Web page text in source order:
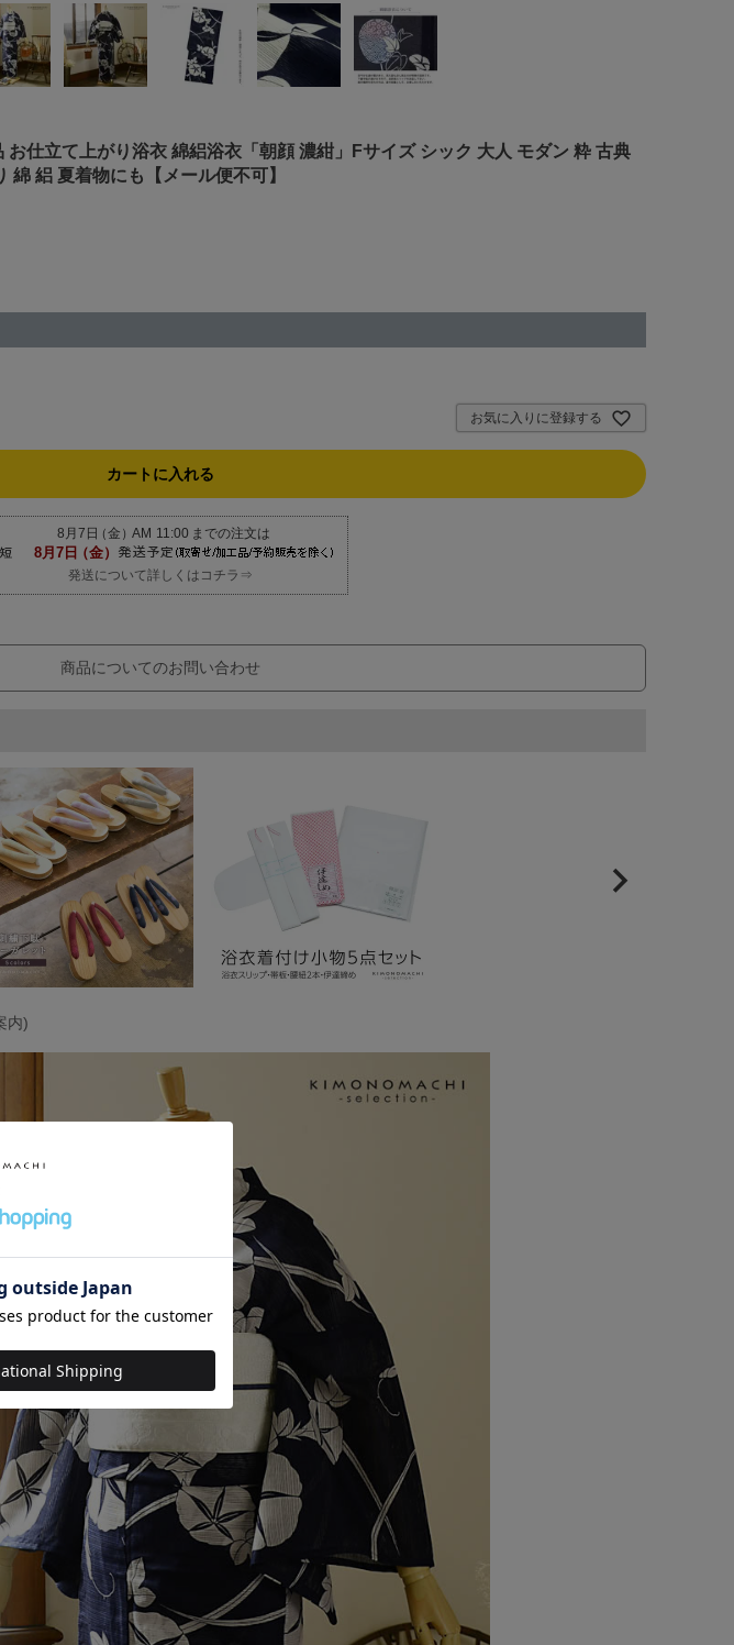
お仕立て上がり浴衣 綿絽浴衣「朝顔 濃紺」Fサイズ シック 大人 モダン 粋 古典
絽 夏着物にも【メール便不可】
お気に入りに登録する
カートに入れる
発送について詳しくはコチラ⇒
商品についてのお問い合わせ
内)